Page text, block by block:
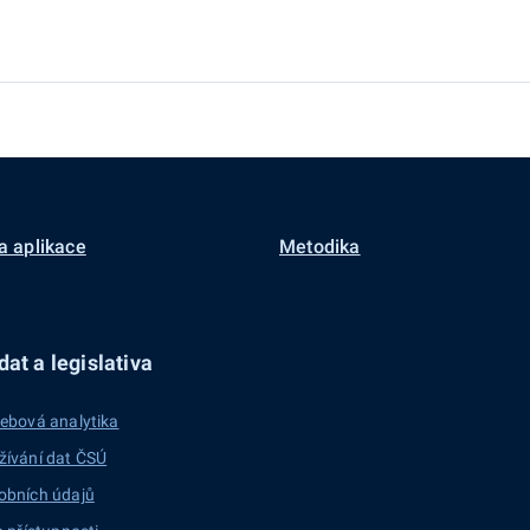
aplikace Metodika
a legislativa
analytika
dat ČSÚ
údajů